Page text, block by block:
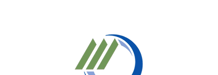
ランクル300GR